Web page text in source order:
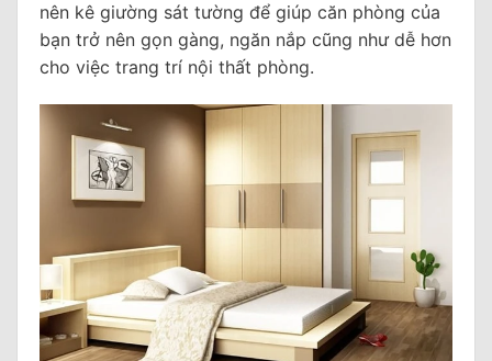
nên kê giường sát tường để giúp căn phòng của
bạn trở nên gọn gàng, ngăn nắp cũng như dễ hơn
cho việc trang trí nội thất phòng.